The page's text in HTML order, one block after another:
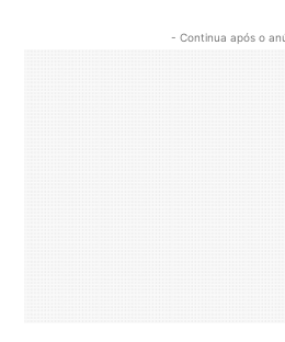
- Continua após o